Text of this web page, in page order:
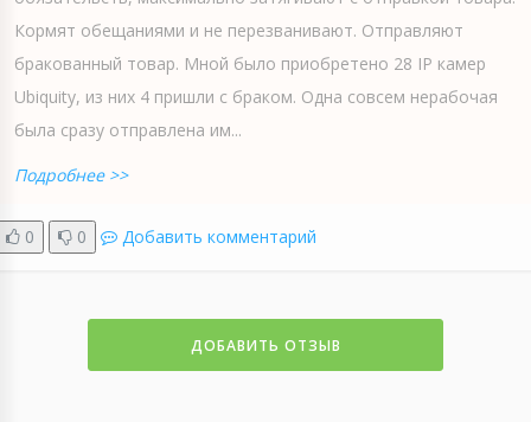
Кормят обещаниями и не перезванивают. Отправляют
бракованный товар. Мной было приобретено 28 IP камер
Ubiquity, из них 4 пришли с браком. Одна совсем нерабочая
была сразу отправлена им...
Подробнее >>
0 0 Добавить комментарий
ДОБАВИТЬ ОТЗЫВ